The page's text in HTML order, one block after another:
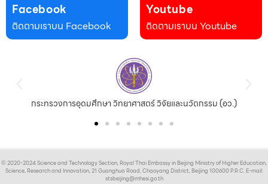
Facebook
ติดตามเราบน Facebook
Youtube
ติดตามเราบน Youtube
กระทรวงการอุดมศึกษา วิทยาศาสตร์ วิจัยและนวัตกรรม (อว.)
© 2020-2024 Science and Technology Section, Royal Thai Embassy in Beijing Ministry of Higher Education,
Science, Research and Innovation, 21 Guanghua Road, Chaoyang District, Beijing 100600 P.R.C. E-mail:
stsbeijing@mhesi.go.th